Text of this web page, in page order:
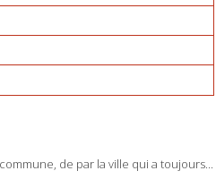
de par la ville qui a toujours...